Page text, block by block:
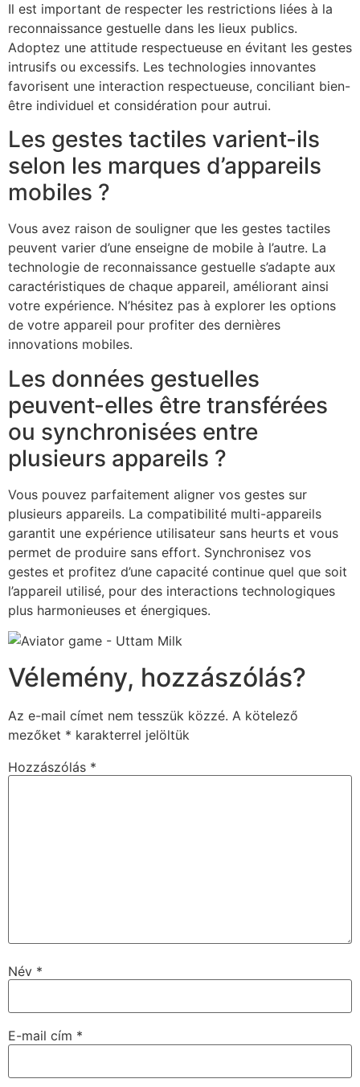
Il est important de respecter les restrictions liées à la
reconnaissance gestuelle dans les lieux publics.
Adoptez une attitude respectueuse en évitant les gestes
intrusifs ou excessifs. Les technologies innovantes
favorisent une interaction respectueuse, conciliant bien-
être individuel et considération pour autrui.
Les gestes tactiles varient-ils
selon les marques d’appareils
mobiles ?
Vous avez raison de souligner que les gestes tactiles
peuvent varier d’une enseigne de mobile à l’autre. La
technologie de reconnaissance gestuelle s’adapte aux
caractéristiques de chaque appareil, améliorant ainsi
votre expérience. N’hésitez pas à explorer les options
de votre appareil pour profiter des dernières
innovations mobiles.
Les données gestuelles
peuvent-elles être transférées
ou synchronisées entre
plusieurs appareils ?
Vous pouvez parfaitement aligner vos gestes sur
plusieurs appareils. La compatibilité multi-appareils
garantit une expérience utilisateur sans heurts et vous
permet de produire sans effort. Synchronisez vos
gestes et profitez d’une capacité continue quel que soit
l’appareil utilisé, pour des interactions technologiques
plus harmonieuses et énergiques.
Vélemény, hozzászólás?
Az e-mail címet nem tesszük közzé. A kötelező
mezőket * karakterrel jelöltük
Hozzászólás *
Név *
E-mail cím *